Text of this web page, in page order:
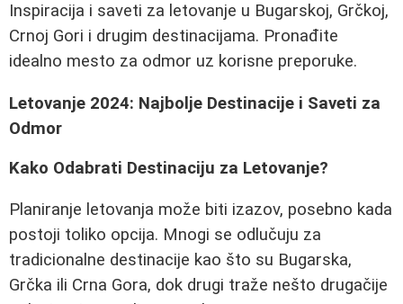
Inspiracija i saveti za letovanje u Bugarskoj, Grčkoj,
Crnoj Gori i drugim destinacijama. Pronađite
idealno mesto za odmor uz korisne preporuke.
Letovanje 2024: Najbolje Destinacije i Saveti za
Odmor
Kako Odabrati Destinaciju za Letovanje?
Planiranje letovanja može biti izazov, posebno kada
postoji toliko opcija. Mnogi se odlučuju za
tradicionalne destinacije kao što su Bugarska,
Grčka ili Crna Gora, dok drugi traže nešto drugačije